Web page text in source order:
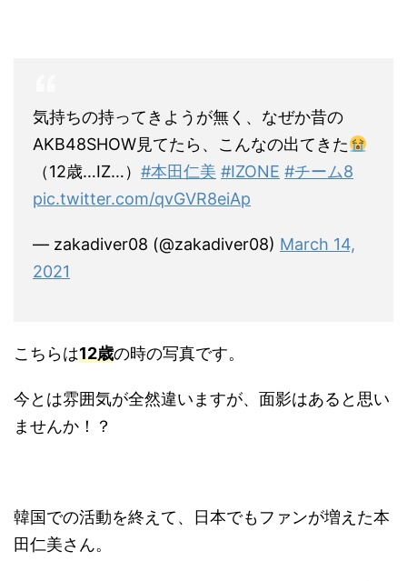
気持ちの持ってきようが無く、なぜか昔の
AKB48SHOW見てたら、こんなの出てきた
（12歳…IZ…） #本田仁美 #IZONE #チーム8
pic.twitter.com/qvGVR8eiAp
— zakadiver08 (@zakadiver08) March 14,
2021
こちらは12歳の時の写真です。
今とは雰囲気が全然違いますが、面影はあると思い
ませんか！？
韓国での活動を終えて、日本でもファンが増えた本
田仁美さん。